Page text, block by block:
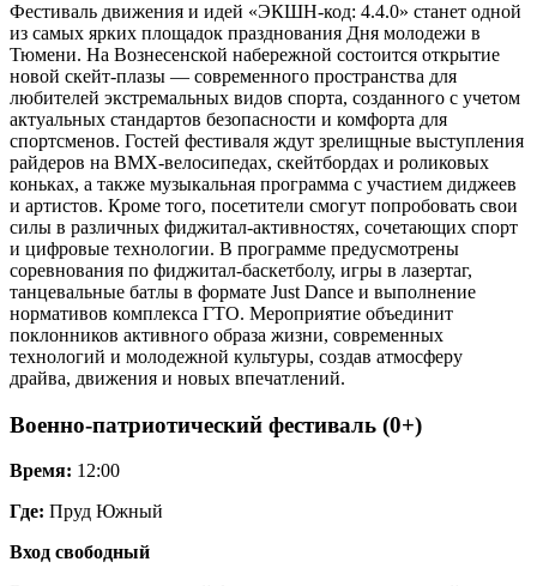
Фестиваль движения и идей «ЭКШН-код: 4.4.0» станет одной
из самых ярких площадок празднования Дня молодежи в
Тюмени. На Вознесенской набережной состоится открытие
новой скейт-плазы — современного пространства для
любителей экстремальных видов спорта, созданного с учетом
актуальных стандартов безопасности и комфорта для
спортсменов. Гостей фестиваля ждут зрелищные выступления
райдеров на BMX-велосипедах, скейтбордах и роликовых
коньках, а также музыкальная программа с участием диджеев
и артистов. Кроме того, посетители смогут попробовать свои
силы в различных фиджитал-активностях, сочетающих спорт
и цифровые технологии. В программе предусмотрены
соревнования по фиджитал-баскетболу, игры в лазертаг,
танцевальные батлы в формате Just Dance и выполнение
нормативов комплекса ГТО. Мероприятие объединит
поклонников активного образа жизни, современных
технологий и молодежной культуры, создав атмосферу
драйва, движения и новых впечатлений.
Военно-патриотический фестиваль (0+)
Время: 12:00
Где: Пруд Южный
Вход свободный